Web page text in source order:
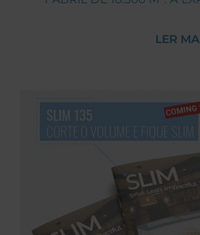
SUSTENTÁVEL, QUE
TÉCNICO E SOLUÇÕES
POLÍMEROS
ESTRATÉGICO PROJETA
ACUMULADO ENTRE 22%
APÓS A ENTRADA
SUSTENTADO POR
VIA MES E EXPANSÃO
LER